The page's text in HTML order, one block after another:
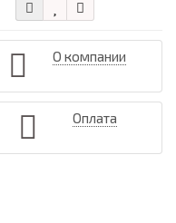
О компании
Оплата